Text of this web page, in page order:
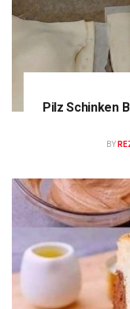
Pilz Schinken
BY